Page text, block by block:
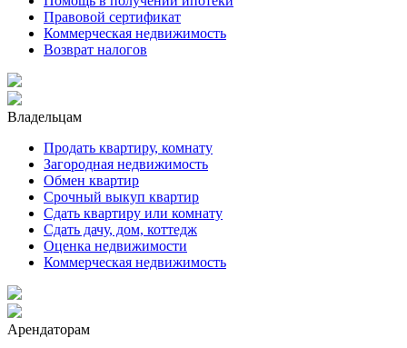
Правовой сертификат
Коммерческая недвижимость
Возврат налогов
Владельцам
Продать квартиру, комнату
Загородная недвижимость
Обмен квартир
Срочный выкуп квартир
Сдать квартиру или комнату
Сдать дачу, дом, коттедж
Оценка недвижимости
Коммерческая недвижимость
Арендаторам